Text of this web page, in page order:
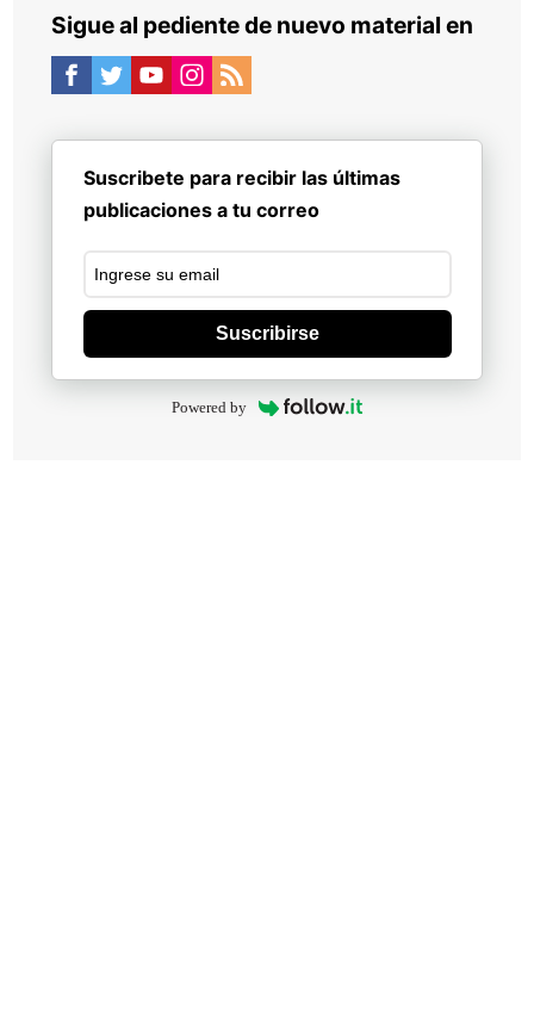
Sigue al pediente de nuevo material en
Suscribete para recibir las últimas
publicaciones a tu correo
Suscribirse
Powered by